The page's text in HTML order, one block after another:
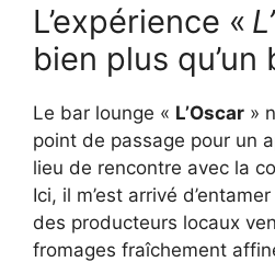
L’expérience «
bien plus qu’un
Le bar lounge « L’Oscar »
point de passage pour un
lieu de rencontre avec la
Ici, il m’est arrivé
des producteurs locaux
fromages fraîchement